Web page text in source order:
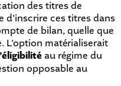
des titres de
ces titres dans
de bilan, quelle que
matérialiserait
au régime du
opposable au